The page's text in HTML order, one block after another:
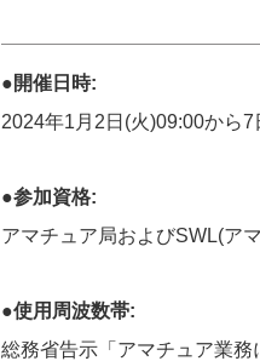
●開催日時:
2024年1月2日(火)09:00から
●参加資格:
アマチュア局およびSWL(ア
●使用周波数帯:
総務省告示「アマチュア業